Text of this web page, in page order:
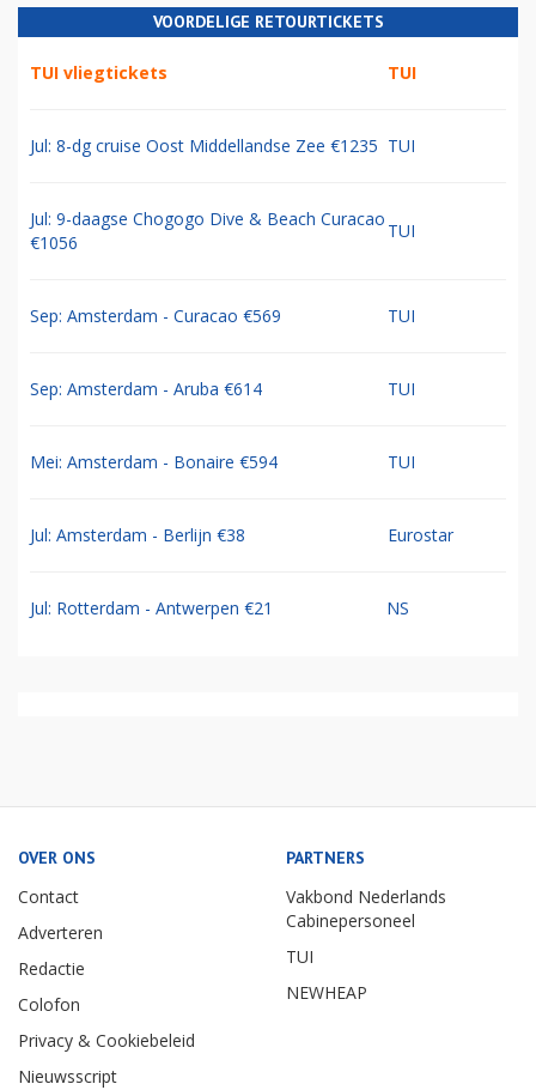
VOORDELIGE RETOURTICKETS
TUI vliegtickets TUI
Jul: 8-dg cruise Oost Middellandse Zee €1235 TUI
Jul: 9-daagse Chogogo Dive & Beach Curacao
€1056
TUI
Sep: Amsterdam - Curacao €569 TUI
Sep: Amsterdam - Aruba €614 TUI
Mei: Amsterdam - Bonaire €594 TUI
Jul: Amsterdam - Berlijn €38 Eurostar
Jul: Rotterdam - Antwerpen €21 NS
OVER ONS
Contact
Adverteren
Redactie
Colofon
Privacy & Cookiebeleid
Nieuwsscript
PARTNERS
Vakbond Nederlands
Cabinepersoneel
TUI
NEWHEAP